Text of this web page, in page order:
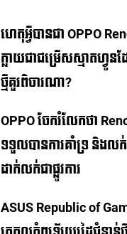
ហេតុអ្វីបានជា OPPO
ក្លាយជាជម្រើសស្មាតហ្វូ
ថ្មីគួរពិចារណា?
OPPO ចែករំលែកថា
ទទួលបានការគាំទ្រ និងលក់
ដាក់លក់ជាផ្លូវការ
ASUS Republic of